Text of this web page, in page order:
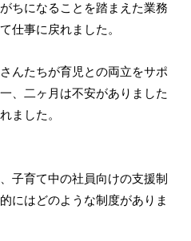
ちになることを踏まえた業務
仕事に戻れました。
んたちが育児との両立をサポ
、二ヶ月は不安がありました
ました。
子育て中の社員向けの支援制
にはどのような制度がありま